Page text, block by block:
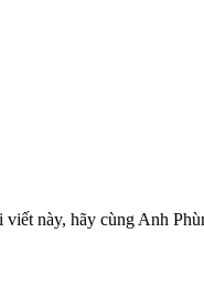
này, hãy cùng Anh